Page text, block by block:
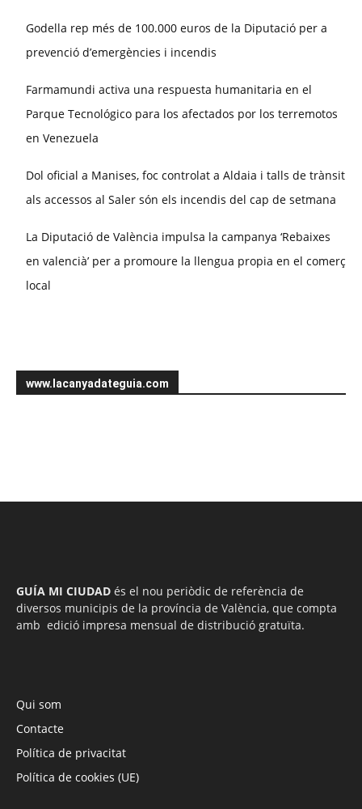
Godella rep més de 100.000 euros de la Diputació per a
prevenció d’emergències i incendis
Farmamundi activa una respuesta humanitaria en el
Parque Tecnológico para los afectados por los terremotos
en Venezuela
Dol oficial a Manises, foc controlat a Aldaia i talls de trànsit
als accessos al Saler són els incendis del cap de setmana
La Diputació de València impulsa la campanya ‘Rebaixes
en valencià’ per a promoure la llengua propia en el comerç
local
www.lacanyadateguia.com
GUÍA MI CIUDAD és el nou periòdic de referència de
diversos municipis de la província de València, que compta
amb edició impresa mensual de distribució gratuïta.
Qui som
Contacte
Política de privacitat
Política de cookies (UE)